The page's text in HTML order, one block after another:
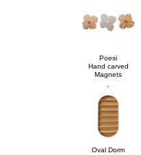
Poesi
Hand carved
Magnets
Oval Dorm